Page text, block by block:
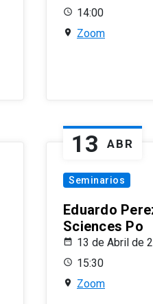
14:00
Zoom
13 ABR
Seminarios
Eduardo
Sciences Po
13 de Abril de
15:30
Zoom